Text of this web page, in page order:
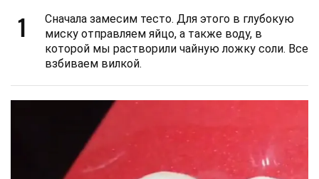
1
Сначала замесим тесто. Для этого в глубокую
миску отправляем яйцо, а также воду, в
которой мы растворили чайную ложку соли. Все
взбиваем вилкой.